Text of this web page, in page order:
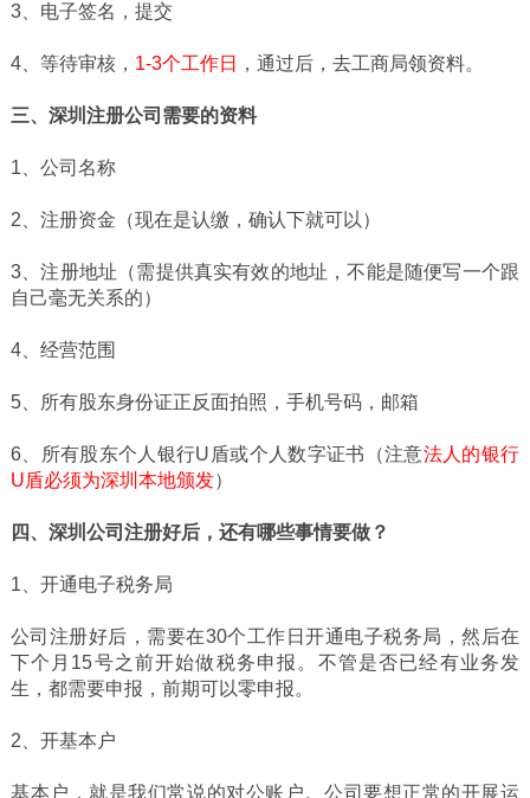
3、电子签名，提交
4、等待审核， 1-3个工作日 ，通过后，去工商局领资料。
三、 深圳 注册公司 需要的资料
1、公司名称
2、注册资金（现在是认缴，确认下就可以）
3、注册地址（需提供真实有效的地址，不能是随便写一个跟
自己毫无关系的）
4、经营范围
5、所有股东身份证正反面拍照，手机号码，邮箱
6、所有股东个人银行U盾或个人数字证书（注意法人的银行
U盾必须为深圳本地颁发）
四、深圳公司注册好后，还有哪些事情要做？
1、开通电子税务局
公司注册好后，需要在30个工作日开通电子税务局，然后在
下个月15号之前开始做税务申报。不管是否已经有业务发
生，都需要申报，前期可以零申报。
2、开基本户
基本户，就是我们常说的对公账户。公司要想正常的开展运